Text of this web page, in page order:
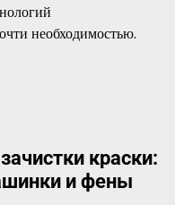
необходимостью.
краски:
и фены